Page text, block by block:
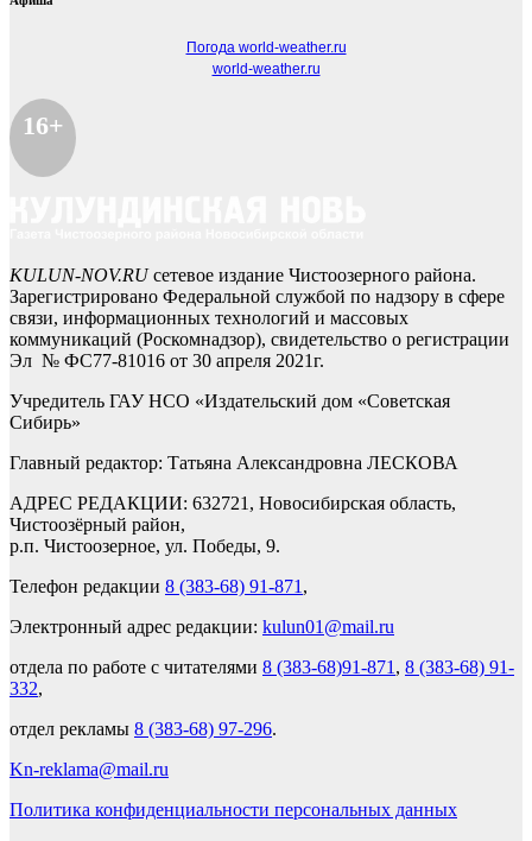
Погода world-weather.ru
world-weather.ru
16+
KULUN-NOV.RUсетевое издание Чистоозерного района.
Зарегистрировано Федеральной службой по надзору в сфере
связи, информационных технологий и массовых
коммуникаций (Роскомнадзор), свидетельство о регистрации
Эл № ФС77-81016 от 30 апреля 2021г.
Учредитель ГАУ НСО «Издательский дом «Советская
Сибирь»
Главный редактор: Татьяна Александровна ЛЕСКОВА
АДРЕС РЕДАКЦИИ: 632721, Новосибирская область,
Чистоозёрный район,
р.п. Чистоозерное, ул. Победы, 9.
Телефон редакции 8 (383-68) 91-871 ,
Электронный адрес редакции: kulun01@mail.ru
отдела по работе с читателями 8 (383-68)91-871 , 8 (383-68) 91-
332,
отдел рекламы 8 (383-68) 97-296.
Kn-reklama@mail.ru
Политика конфиденциальности персональных данных